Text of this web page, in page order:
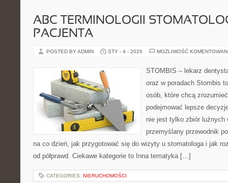
ABC TERMINOLOGII
PACJENTA
POSTED BY ADMIN STY - 4 - 2026 MOŻLIWOŚĆ
STOMBIS – lekarz
oraz w poradach Stombis
osób, które chcą
podejmować lepsze
nie jest tylko zbiór luźnych
przemyślany przewodnik
na co dzień, jak przygotować się do wizyty u stomatologa i jak
od półprawd. Ciekawe kategorie to Inna tematyka […]
CATEGORIES: NIERUCHOMOŚCI